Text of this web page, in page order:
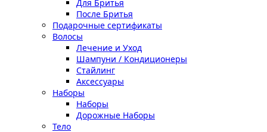
Для Бритья
После Бритья
Подарочные сертификаты
Волосы
Лечение и Уход
Шампуни / Кондиционеры
Стайлинг
Аксессуары
Наборы
Наборы
Дорожные Наборы
Тело